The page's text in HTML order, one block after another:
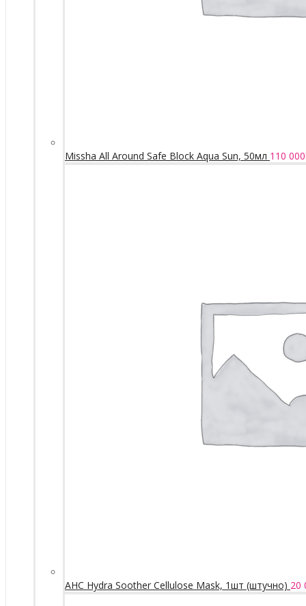
Missha All Around Safe Block Aqua Sun, 50мл 110 000
AHC Hydra Soother Cellulose Mask, 1шт (штучно) 20